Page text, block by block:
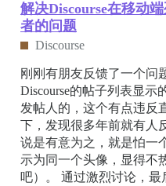
解决Discourse在移动
者的问题
Discourse
刚刚有朋友反馈了一个问
Discourse的帖子列表显示
发帖人的，这个有点违反
下，发现很多年前就有人
说是有意为之，就是怕一
示为同一个头像，显得不
吧）。 通过激烈讨论，最